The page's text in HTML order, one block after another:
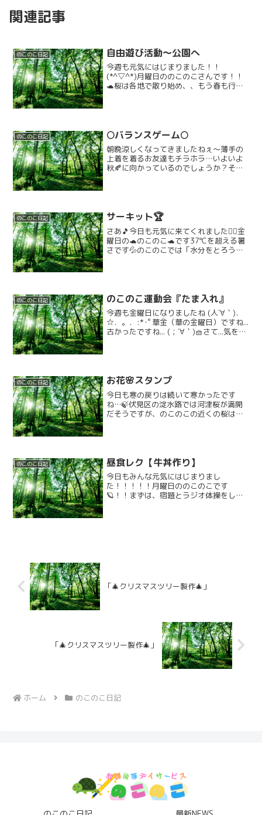
関連記事
のこのこ日記 自由遊び活動〜公園へ
今週も元気にはじまりました！！
(*^▽^*)月曜日ののこのこさんです！！
🐢桜は各地で散り始め、、もう春も行っ
のこのこ日記 🌕️バランスゲーム🌕️
朝晩涼しくなってきましたねぇ〜薄手の
上着を着るお友達もチラホラ…いよいよ
秋🍂に向かっているのでしょうか？そこ
のこのこ日記 サーキット🏆
さあ🎵今日も元気に来てくれました🏳‍🌈金
曜日の🐢のこのこ🐢です37℃を超える暑
さです💦のこのこでは「水分をとろう」
のこのこ日記 のこのこ運動会『たま入れ』
今週も金曜日になりましたね (人´∀｀)．
☆．。．:*･ﾟ華金（華の金曜日）ですね...
古かったですね... (；´∀｀)🧺さて...気を取
のこのこ日記 お花🌸スタンプ
今日も寒の戻りは続いて寒かったです
ね…🍃伏見区の淀水路では河津桜が満開
だそうですが、のこのこの近くの桜はま
のこのこ日記 昼食レク【牛丼作り】
今日もみんな元気にはじまりまし
た！！！！！月曜日ののこのこです
🪐！！まずは、宿題とラジオ体操をしま
「🎄クリスマスツリー製作🎄」
「🎄クリスマスツリー製作🎄」
ホーム のこのこ日記